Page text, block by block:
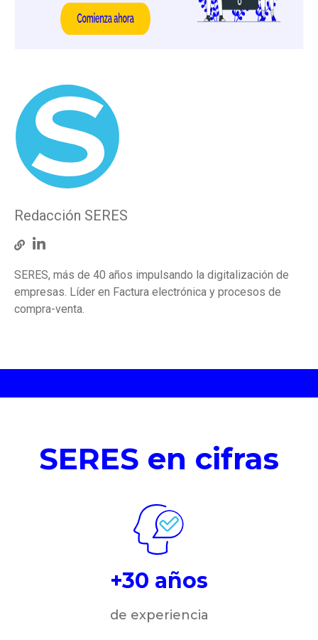
Redacción SERES
SERES, más de 40 años impulsando la digitalización de
empresas. Líder en Factura electrónica y procesos de
compra-venta.
SERES en cifras
+30 años
de experiencia